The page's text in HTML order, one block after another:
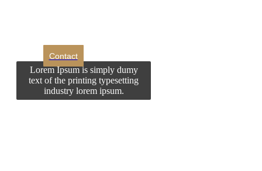
Contact
Lorem Ipsum is simply dumy
text of the printing typesetting
industry lorem ipsum.